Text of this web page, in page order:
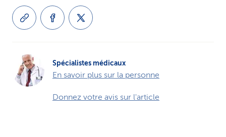
Spécialistes médicaux
En savoir plus sur la personne
Donnez votre avis sur l'article